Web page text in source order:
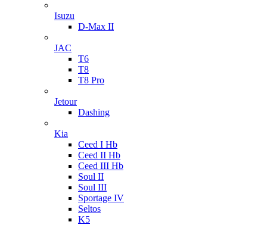
Isuzu
D-Max II
JAC
T6
T8
T8 Pro
Jetour
Dashing
Kia
Ceed I Hb
Ceed II Hb
Ceed III Hb
Soul II
Soul III
Sportage IV
Seltos
K5